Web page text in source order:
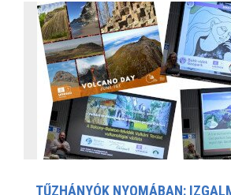
TŰZHÁNYÓK NYOMÁBAN: